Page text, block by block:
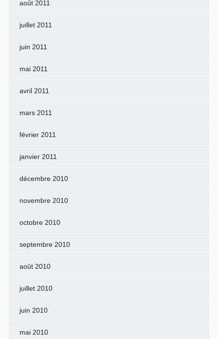
août 2011
juillet 2011
juin 2011
mai 2011
avril 2011
mars 2011
février 2011
janvier 2011
décembre 2010
novembre 2010
octobre 2010
septembre 2010
août 2010
juillet 2010
juin 2010
mai 2010